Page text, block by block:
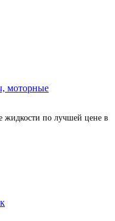
по лучшей цене в